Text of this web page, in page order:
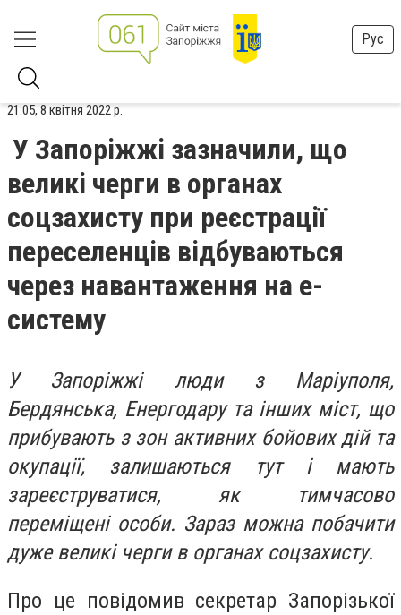
Рус
21:05, 8 квітня 2022 р.
У Запоріжжі зазначили, що
великі черги в органах
соцзахисту при реєстрації
переселенців відбуваються
через навантаження на е-
систему
У Запоріжжі люди з Маріуполя,
Бердянська, Енергодару та інших міст, що
прибувають з зон активних бойових дій та
окупації, залишаються тут і мають
зареєструватися, як тимчасово
переміщені особи. Зараз можна побачити
дуже великі черги в органах соцзахисту.
Про це повідомив секретар Запорізької